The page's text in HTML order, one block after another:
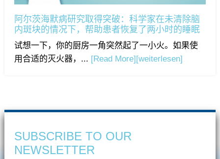
阿尔茨海默病研究取得突破：科学家在未清除脑
内斑块的情况下，帮助患者恢复了两小时的睡眠
试想一下，你的厨房一角突然起了一小火。如果使
用合适的灭火器，... [Read More] [weiterlesen]
SUBSCRIBE TO OUR
NEWSLETTER